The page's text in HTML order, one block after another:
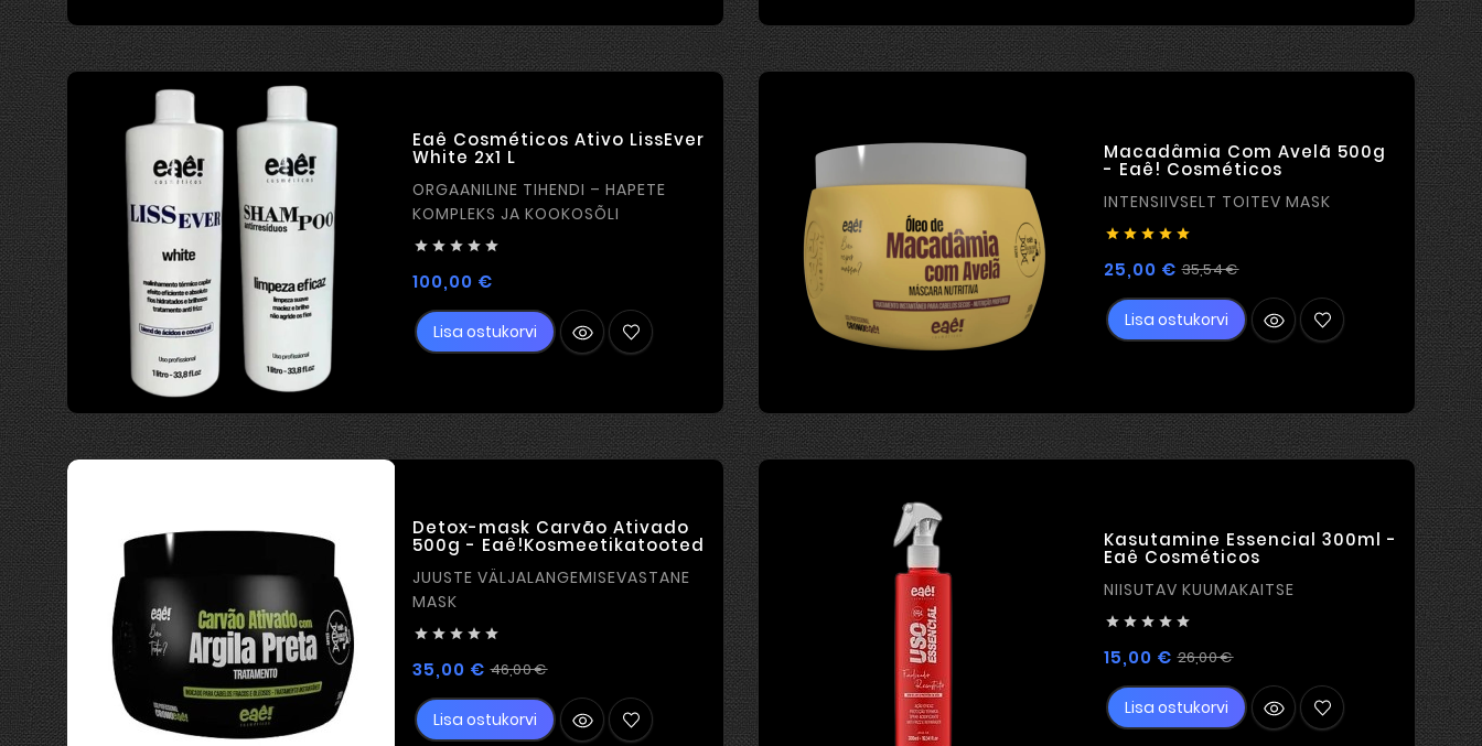
Eaê Cosméticos Ativo LissEver
White 2x1 L
ORGAANILINE TIHENDI – HAPETE
KOMPLEKS JA KOOKOSÕLI
    
100,00 €Hind
Lisa ostukorvi
Macadâmia Com Avelã 500g
- Eaê! Cosméticos
INTENSIIVSELT TOITEV MASK
    
25,00 € 35,54 €
Lisa ostukorvi
Detox-mask Carvão Ativado
500g - Eaê!Kosmeetikatooted
JUUSTE VÄLJALANGEMISEVASTANE
MASK
    
35,00 € 46,00 €
Lisa ostukorvi
Kasutamine Essencial 300ml -
Eaê Cosméticos
NIISUTAV KUUMAKAITSE
    
15,00 € 26,00 €
Lisa ostukorvi